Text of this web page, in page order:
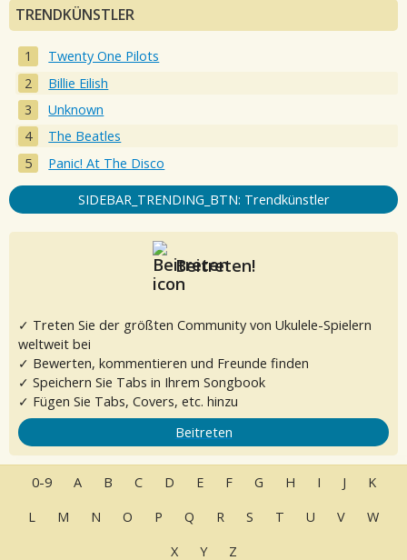
TRENDKÜNSTLER
Twenty One Pilots
Billie Eilish
Unknown
The Beatles
Panic! At The Disco
SIDEBAR_TRENDING_BTN: Trendkünstler
Beitreten!
✓ Treten Sie der größten Community von Ukulele-Spielern
weltweit bei
✓ Bewerten, kommentieren und Freunde finden
✓ Speichern Sie Tabs in Ihrem Songbook
✓ Fügen Sie Tabs, Covers, etc. hinzu
Beitreten
0-9 A B C D E F G H I J
K
L
M N O P Q R S T U V
W
X
Y Z